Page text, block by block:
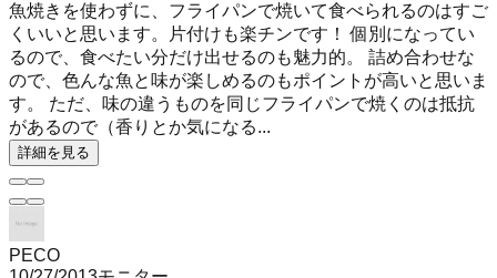
魚焼きを使わずに、フライパンで焼いて食べられるのはすご
くいいと思います。片付けも楽チンです！ 個別になってい
るので、食べたい分だけ出せるのも魅力的。 詰め合わせな
ので、色んな魚と味が楽しめるのもポイントが高いと思いま
す。 ただ、味の違うものを同じフライパンで焼くのは抵抗
があるので（香りとか気になる...
詳細を見る
PECO